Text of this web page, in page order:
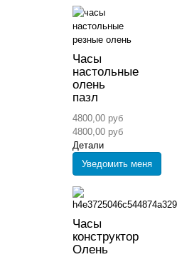
Часы
настольные
олень
пазл
4800,00 руб
4800,00 руб
Детали
Уведомить меня
Часы
конструктор
Олень